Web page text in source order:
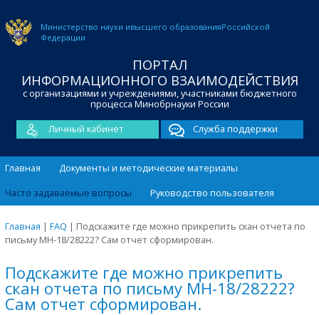
Министерство науки ивысшего образованияРоссийской
Федерации
ПОРТАЛ
ИНФОРМАЦИОННОГО ВЗАИМОДЕЙСТВИЯ
с организациями и учреждениями, участниками бюджетного
процесса Минобрнауки России
Личный кабинет
Служба поддержки
Главная
Документы и методические материалы
Часто задаваемые вопросы
Руководство пользователя
Главная | FAQ | Подскажите где можно прикрепить скан отчета по
письму МН-18/28222? Сам отчет сформирован.
Подскажите где можно прикрепить
скан отчета по письму МН-18/28222?
Сам отчет сформирован.